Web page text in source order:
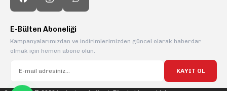
E-Bülten Aboneliği
Kampanyalarımızdan ve indirimlerimizden güncel olarak haberdar
olmak için hemen abone olun.
KAYIT OL